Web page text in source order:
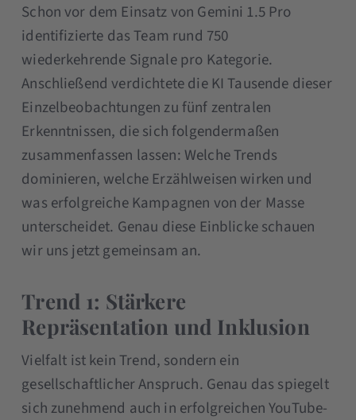
Schon vor dem Einsatz von Gemini 1.5 Pro
identifizierte das Team rund 750
wiederkehrende Signale pro Kategorie.
Anschließend verdichtete die KI Tausende dieser
Einzelbeobachtungen zu fünf zentralen
Erkenntnissen, die sich folgendermaßen
zusammenfassen lassen: Welche Trends
dominieren, welche Erzählweisen wirken und
was erfolgreiche Kampagnen von der Masse
unterscheidet. Genau diese Einblicke schauen
wir uns jetzt gemeinsam an.
Trend 1: Stärkere
Repräsentation und Inklusion
Vielfalt ist kein Trend, sondern ein
gesellschaftlicher Anspruch. Genau das spiegelt
sich zunehmend auch in erfolgreichen YouTube-